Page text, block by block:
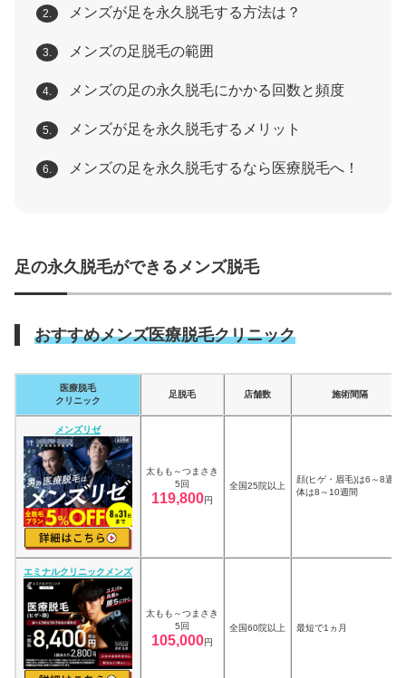
2. メンズが足を永久脱毛する方法は？
3. メンズの足脱毛の範囲
4. メンズの足の永久脱毛にかかる回数と頻度
5. メンズが足を永久脱毛するメリット
6. メンズの足を永久脱毛するなら医療脱毛へ！
足の永久脱毛ができるメンズ脱毛
おすすめメンズ医療脱毛クリニック
医療脱毛
クリニック
足脱毛 店舗数 施術間隔
メンズリゼ
太もも～つまさき
5回
119,800円
全国25院以上
顔(ヒゲ・眉毛)は6～8週間
体は8～10週間
エミナルクリニックメンズ
太もも～つまさき
5回
105,000円
全国60院以上 最短で1ヵ月